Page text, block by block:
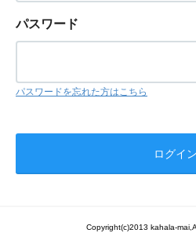
パスワード
パスワードを忘れた方はこちら
Copyright(c)2013 kahala-